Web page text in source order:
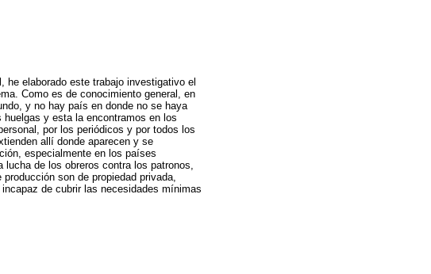
he elaborado este trabajo investigativo el
Como es de conocimiento general, en
y no hay país en donde no se haya
y esta la encontramos en los
por los periódicos y por todos los
allí donde aparecen y se
especialmente en los países
de los obreros contra los patronos,
son de propiedad privada,
de cubrir las necesidades mínimas